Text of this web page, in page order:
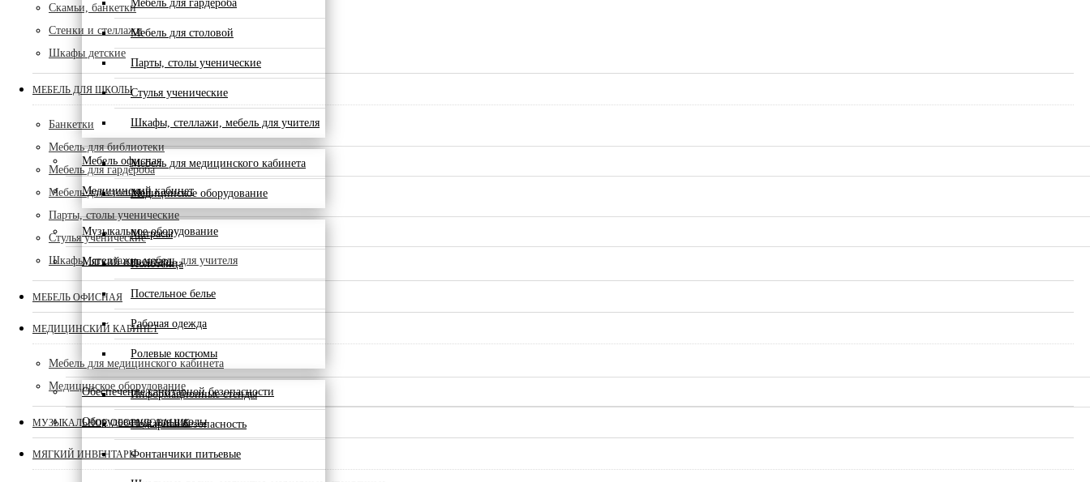
Мебель для гардероба
Мебель для столовой
Парты, столы ученические
Стулья ученические
Шкафы, стеллажи, мебель для учителя
Мебель офисная
Медицинский кабинет
Мебель для медицинского кабинета
Медицинское оборудование
Музыкальное оборудование
Мягкий инвентарь
Матрасы
Полотенца
Постельное белье
Рабочая одежда
Ролевые костюмы
Обеспечение санитарной безопасности
Оборудование для школы
Информационные стенды
Пожарная безопасность
Фонтанчики питьевые
Скамьи, банкетки
Стенки и стеллажи
Шкафы детские
МЕБЕЛЬ ДЛЯ ШКОЛЫ
Банкетки
Мебель для библиотеки
Мебель для гардероба
Мебель для столовой
Парты, столы ученические
Стулья ученические
Шкафы, стеллажи, мебель для учителя
МЕБЕЛЬ ОФИСНАЯ
МЕДИЦИНСКИЙ КАБИНЕТ
Мебель для медицинского кабинета
Медицинское оборудование
МУЗЫКАЛЬНОЕ ОБОРУДОВАНИЕ
МЯГКИЙ ИНВЕНТАРЬ